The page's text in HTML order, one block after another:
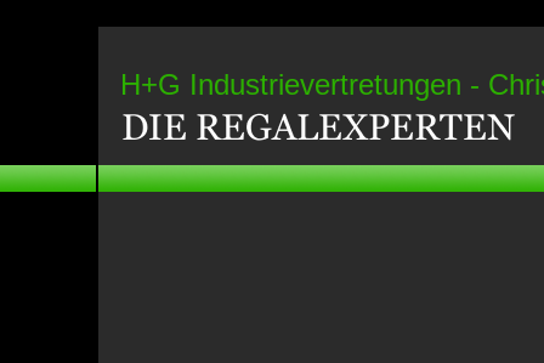
H+G Industrievertretungen -